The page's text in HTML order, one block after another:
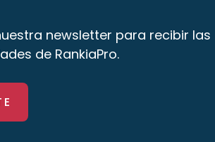
newsletter para recibir las
de RankiaPro.